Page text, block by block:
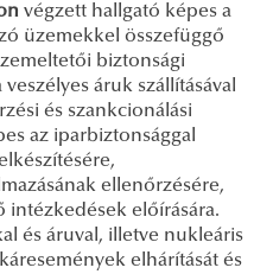
végzett hallgató képes a
üzemekkel összefüggő
biztonsági
áruk szállításával
és szankcionálási
az iparbiztonsággal
ellenőrzésére,
intézkedések előírására.
és áruval, illetve nukleáris
elhárítását és